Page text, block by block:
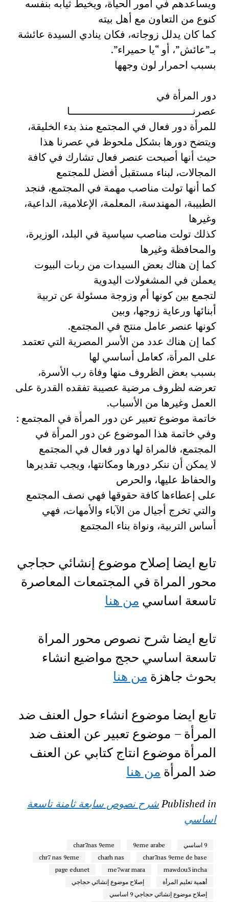
ويساعدهم في أمور الحياة، ويخيط ثيابه بنفسه
كنوع من التعاون مع أهل بيته
كما كان يدلل زوجاته، فكان ينادي السيدة عائشة
بـ”عائش”، أو “يا حميراء”.
بسبب احمرار لون وجهها
دور المرأة في
عصرنــــــــــــــــــــــــــــــــــــــــا
للمرأة دور فعال في المجتمع منذ بدء الخليقة،
ويتضح دورها بشكل ملحوظ في عصرنا هذا
حيث أنها أصبحت عنصر فعال تشارك في كافة
المجالات، لبناء مستقبل أفضل للمجتمع
كما أنها تولت مناصب مهمة في المجتمع، فنجد
الطبيبة، المهندسة، المعلمة، الإعلامية، الداعية،
وغيرها
كذلك تولت مناصب سياسية في البلد، الوزيرة،
والمحافظة وغيرها
كما إن هناك بعض السيدات من ربات البيوت
يعملن في المشغولات اليدوية
لتجمع بين كونها أم وزوجة مسئولة عن تربية
أبنائها ورعاية زوجها، وبين
كونها عنصر عامل منتج في المجتمع.
كما إن هناك عدد من الأسر المصرية التي تعتمد
على المرأة، كعامل أساسي لها
بسبب بعض الظروف منها وفاة رب الأسرة،
تعرضه لظروف مرضية عصيبة تفقده القدرة على
العمل وغيرها من الأسباب.
خاتمة موضوع تعبير عن دور المرأة في المجتمع :
وفي خاتمة هذا الموضوع عن دور المرأة في
المجتمع، فالمراة لها دور فعال في المجتمع
لا يمكن أن ننكر دورها ومكانتها، ويجب تقديرها
والحفاظ عليها، والحرص
على إعطاءها كافة حقوقها فهي نصف المجتمع
والتي تخرج أجيال من الآباء والأمهات، فهي
أساس التربية، ونواة بناء المجتمع
تابع ايضا إصلاح موضوع إنشائي حجاجي
محور المراة في المجتمعات المعاصرة
تاسعة اساسي من هنا
تابع ايضا شرح نصوص محور المراة
تاسعة اساسي حجج مواضيع انشاء
بحوث جاهزة من هنا
تابع ايضا موضوع انشاء حول العنف ضد
المرأة – موضوع تعبير عن العنف ضد
المرأة موضوع انتاج كتابي عن العنف
ضد المرأة من هنا
Published inشرح نصوص سابعة ثامنة تاسعة
اساسي
9 اساسي 9eme arabe
char7nas 9eme
char7nas 9eme de base
charh nas
chr7 nas 9eme
mawdou3 incha
me7war mara
page edunet
أهمية تعليم المرأة
إصلاح موضوع إنشائي حجاجي
إصلاح موضوع إنشائي حجاجي 9 اساسي